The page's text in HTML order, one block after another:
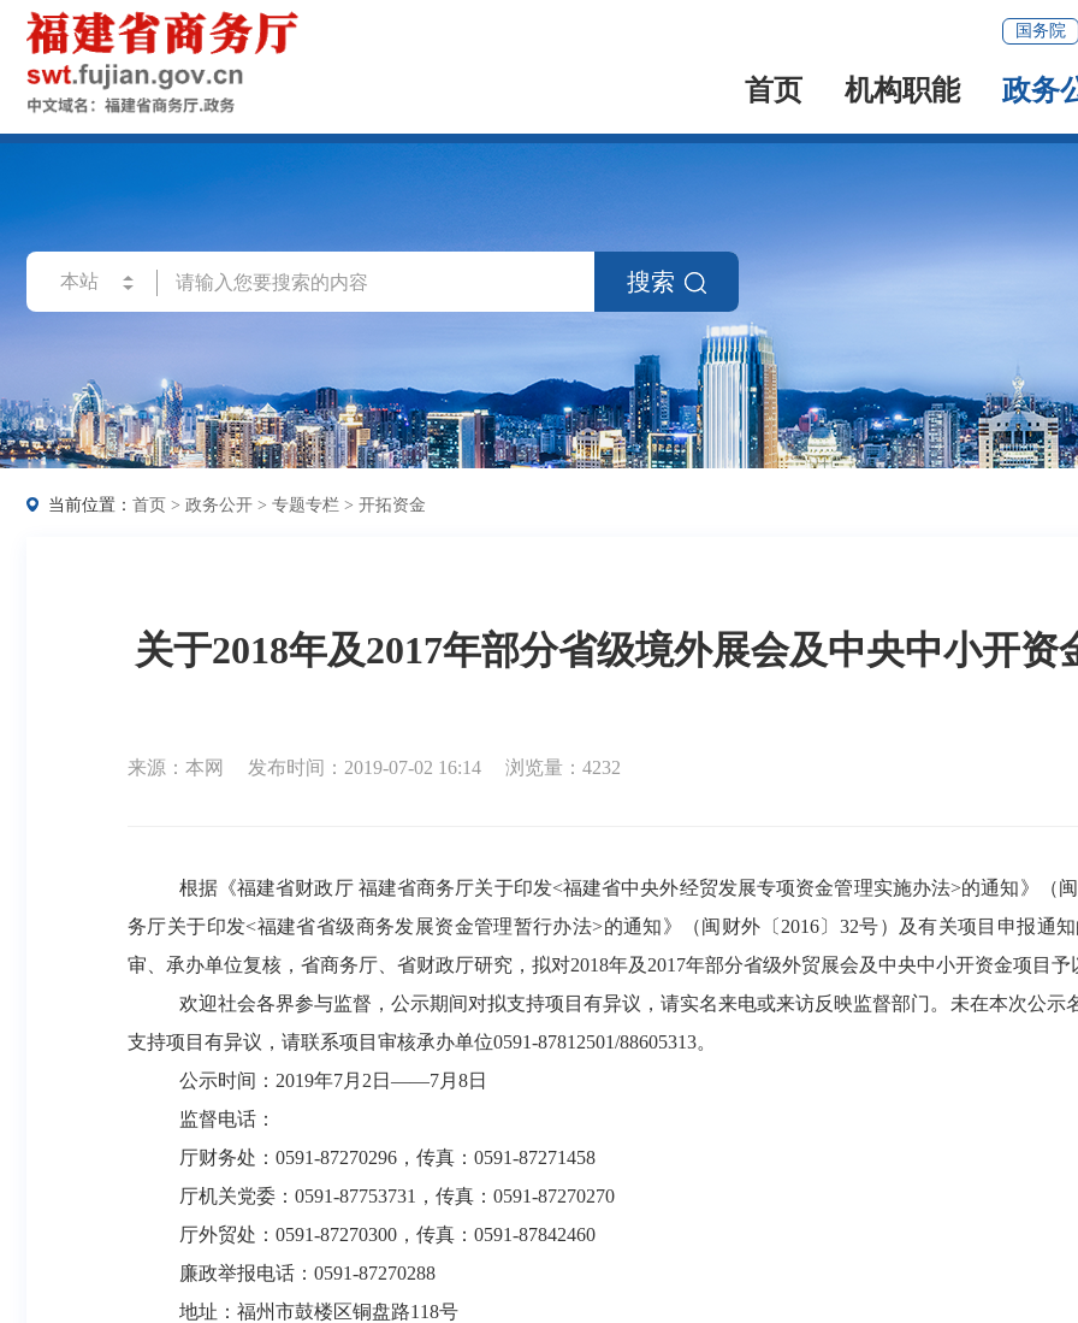
国务院
首页 机构职能 政务
搜索
当前位置： 首页 > 政务公开 > 专题专栏 > 开拓资金
关于2018年及2017年部分省级境外展会及中央中小开
来源：本网 发布时间：2019-07-02 16:14 浏览量：4232
根据《福建省财政厅 福建省商务厅关于印发<福建省中央外经贸发展专项资金管理实施办法>的通知》 （
务厅关于印发<福建省省级商务发展资金管理暂行办法>的通知》（闽财外 〔 2016〕 32号）及有关项目申报通知
审、承办单位复核，省商务厅、省财政厅研究，拟对2018年及2017年部分省级外贸展会及中央中小开资金项目予
欢迎社会各界参与监督，公示期间对拟支持项目有异议，请实名来电或来访反映监督部门 。 未在本次公示
支持项目有异议，请联系项目审核承办单位0591-87812501/88605313。
公示时间： 2019年7月 2 日 ——7月 8日
监督电话：
厅财务处： 0591-87270296，传真：0591-87271458
厅机关党委： 0591-87753731，传真：0591-87270270
厅外贸处： 0591-87270300，传真：0591-87842460
廉政举报电话： 0591-87270288
地址：福州市鼓楼区铜盘路118号